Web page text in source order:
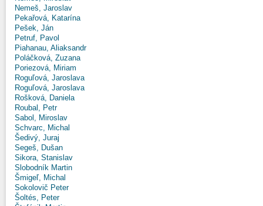
Nemeš, Jaroslav
Pekařová, Katarína
Pešek, Ján
Petruf, Pavol
Piahanau, Aliaksandr
Poláčková, Zuzana
Poriezová, Miriam
Roguľová, Jaroslava
Roguľová, Jaroslava
Rošková, Daniela
Roubal, Petr
Sabol, Miroslav
Schvarc, Michal
Šedivý, Juraj
Segeš, Dušan
Sikora, Stanislav
Slobodník Martin
Šmigeľ, Michal
Sokolovič Peter
Šoltés, Peter